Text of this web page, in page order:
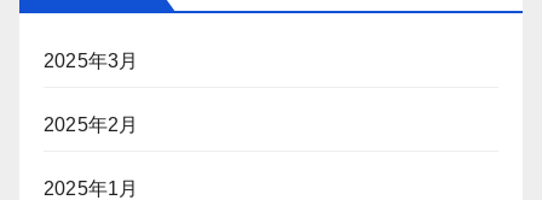
2025年3月
2025年2月
2025年1月